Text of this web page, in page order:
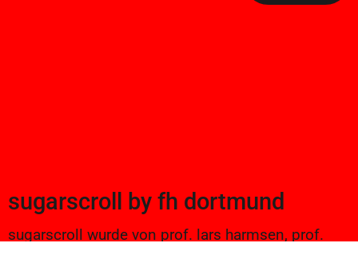
sugarscroll by fh dortmund
sugarscroll wurde von prof. lars harmsen, prof.